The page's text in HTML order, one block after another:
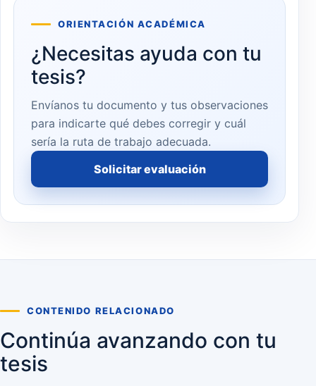
ORIENTACIÓN ACADÉMICA
¿Necesitas ayuda con tu
tesis?
Envíanos tu documento y tus observaciones
para indicarte qué debes corregir y cuál
sería la ruta de trabajo adecuada.
Solicitar evaluación
CONTENIDO RELACIONADO
Continúa avanzando con tu
tesis